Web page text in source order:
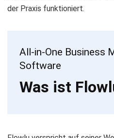
der Praxis funktioniert.
All-in-One Business
Software
Was ist